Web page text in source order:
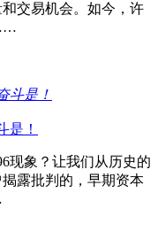
交易机会。如今，许
是！
现象？让我们从历史的
露批判的，早期资本